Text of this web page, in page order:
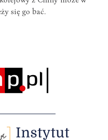
się go bać.